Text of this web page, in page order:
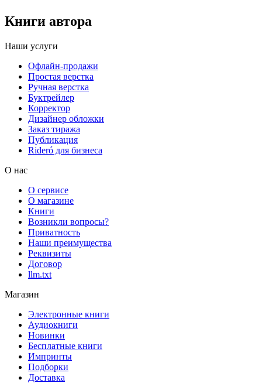
Книги автора
Наши услуги
Офлайн-продажи
Простая верстка
Ручная верстка
Буктрейлер
Корректор
Дизайнер обложки
Заказ тиража
Публикация
Rideró для бизнеса
О нас
О сервисе
О магазине
Книги
Возникли вопросы?
Приватность
Наши преимущества
Реквизиты
Договор
llm.txt
Магазин
Электронные книги
Аудиокниги
Новинки
Бесплатные книги
Импринты
Подборки
Доставка